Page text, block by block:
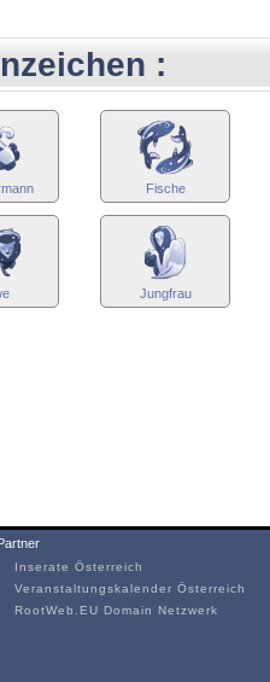
:
Fische
Jungfrau
Inserate Österreich
Veranstaltungskalender Österreich
RootWeb.EU Domain Netzwerk